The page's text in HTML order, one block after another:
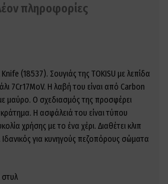
πληροφορίες
(18537). Σουγιάς της TOKISU με λεπίδα
7Cr17MoV. Η λαβή του είναι από Carbon
μαύρο. Ο σχεδιασμός της προσφέρει
Η ασφάλειά του είναι τύπου
χρήσης με το ένα χέρι. Διαθέτει κλιπ
για κυνηγούς πεζοπόρους σώματα
στυλ